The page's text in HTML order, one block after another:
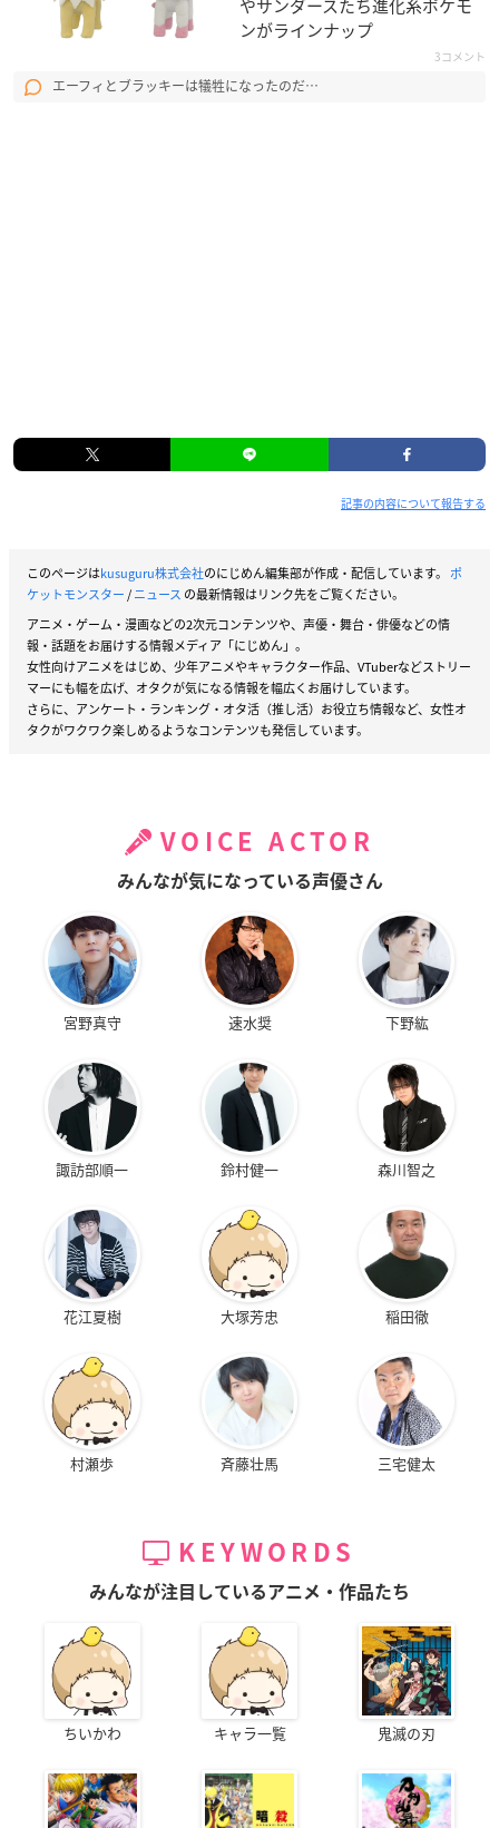
やサンダースたち進化系ポケモ
ンがラインナップ
3コメント
エーフィとブラッキーは犠牲になったのだ…
記事の内容について報告する
このページはkusuguru株式会社のにじめん編集部が作成・配信しています。 ポ
ケットモンスター/ニュース の最新情報はリンク先をご覧ください。
アニメ・ゲーム・漫画などの2次元コンテンツや、声優・舞台・俳優などの情
報・話題をお届けする情報メディア「にじめん」。
女性向けアニメをはじめ、少年アニメやキャラクター作品、VTuberなどストリー
マーにも幅を広げ、オタクが気になる情報を幅広くお届けしています。
さらに、アンケート・ランキング・オタ活（推し活）お役立ち情報など、女性オ
タクがワクワク楽しめるようなコンテンツも発信しています。
VOICE ACTOR
みんなが気になっている声優さん
宮野真守 速水奨 下野紘
諏訪部順一 鈴村健一 森川智之
花江夏樹 大塚芳忠 稲田徹
村瀬歩 斉藤壮馬 三宅健太
KEYWORDS
みんなが注目しているアニメ・作品たち
ちいかわ キャラ一覧 鬼滅の刃